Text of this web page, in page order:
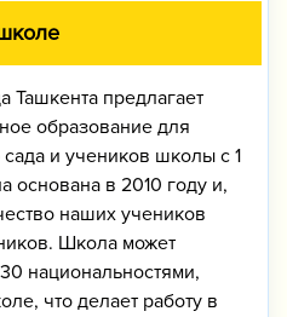
Ташкента предлагает
образование для
сада и учеников школы с 1
основана в 2010 году и,
наших учеников
Школа может
национальностями,
что делает работу в